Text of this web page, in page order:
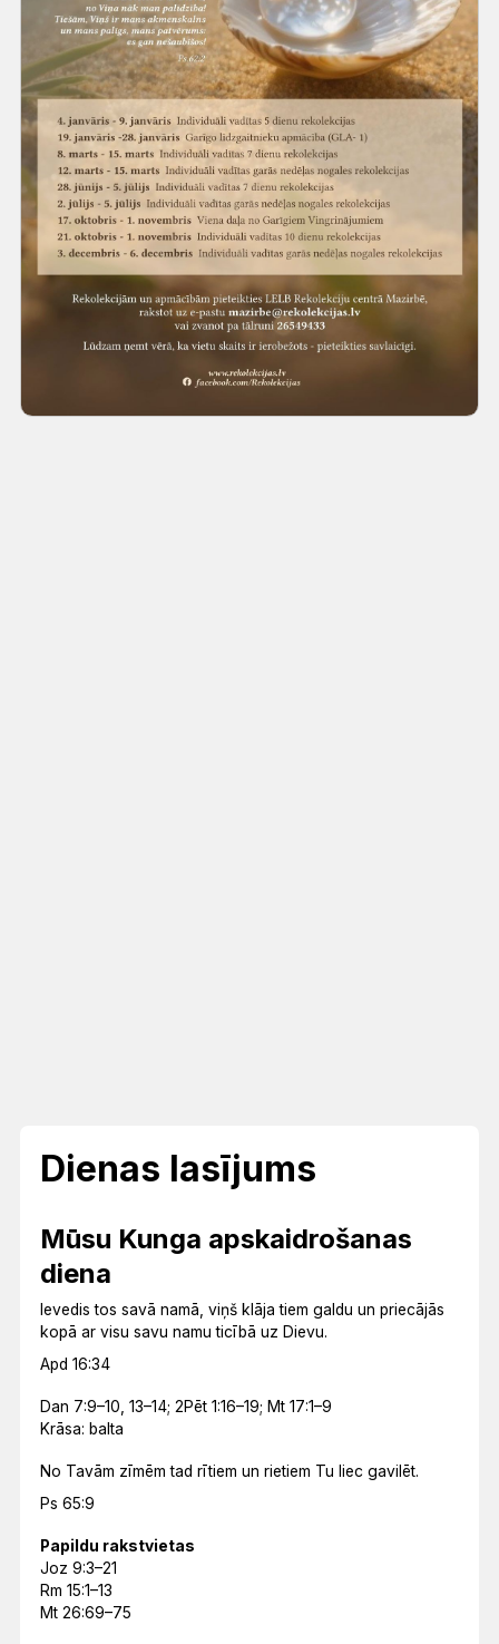
Dienas lasījums
Mūsu Kunga apskaidrošanas
diena
Ievedis tos savā namā, viņš klāja tiem galdu un priecājās
kopā ar visu savu namu ticībā uz Dievu.
Apd 16:34
Dan 7:9–10, 13–14; 2Pēt 1:16–19; Mt 17:1–9
Krāsa: balta
No Tavām zīmēm tad rītiem un rietiem Tu liec gavilēt.
Ps 65:9
Papildu rakstvietas
Joz 9:3–21
Rm 15:1–13
Mt 26:69–75